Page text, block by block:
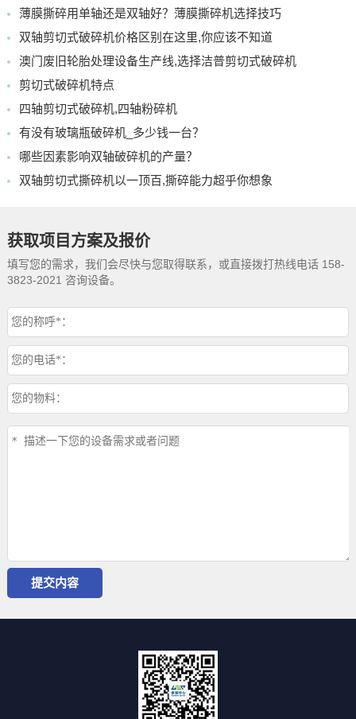
薄膜撕碎用单轴还是双轴好？薄膜撕碎机选择技巧
双轴剪切式破碎机价格区别在这里,你应该不知道
澳门废旧轮胎处理设备生产线,选择洁普剪切式破碎机
剪切式破碎机特点
四轴剪切式破碎机,四轴粉碎机
有没有玻璃瓶破碎机_多少钱一台？
哪些因素影响双轴破碎机的产量？
双轴剪切式撕碎机以一顶百,撕碎能力超乎你想象
获取项目方案及报价
填写您的需求，我们会尽快与您取得联系，或直接拨打热线电话 158-
3823-2021 咨询设备。